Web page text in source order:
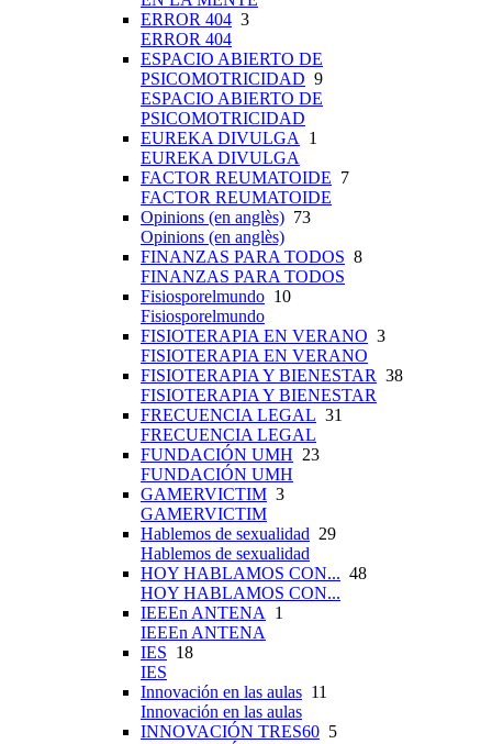
ERROR 404 3
ERROR 404
ESPACIO ABIERTO DE
PSICOMOTRICIDAD 9
ESPACIO ABIERTO DE
PSICOMOTRICIDAD
EUREKA DIVULGA
1
EUREKA DIVULGA
FACTOR REUMATOIDE 7
FACTOR REUMATOIDE
Opinions (en anglès) 73
Opinions (en anglès)
FINANZAS PARA TODOS 8
FINANZAS PARA TODOS
Fisiosporelmundo 10
Fisiosporelmundo
FISIOTERAPIA EN VERANO 3
FISIOTERAPIA EN VERANO
FISIOTERAPIA Y BIENESTAR 38
FISIOTERAPIA Y BIENESTAR
FRECUENCIA LEGAL 31
FRECUENCIA LEGAL
FUNDACIÓN UMH 23
FUNDACIÓN UMH
GAMERVICTIM 3
GAMERVICTIM
Hablemos de sexualidad 29
Hablemos de sexualidad
HOY HABLAMOS CON... 48
HOY HABLAMOS CON...
IEEEn ANTENA
1
IEEEn ANTENA
IES 18
IES
Innovación en las aulas 11
Innovación en las aulas
INNOVACIÓN TRES60 5